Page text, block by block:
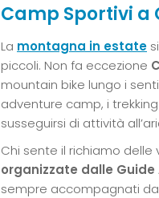
Camp Sportivi a
La montagna in estate
piccoli. Non fa eccezione
mountain bike lungo i
adventure camp, i
susseguirsi di attività
Chi sente il richiamo
organizzate dalle
sempre accompagnati